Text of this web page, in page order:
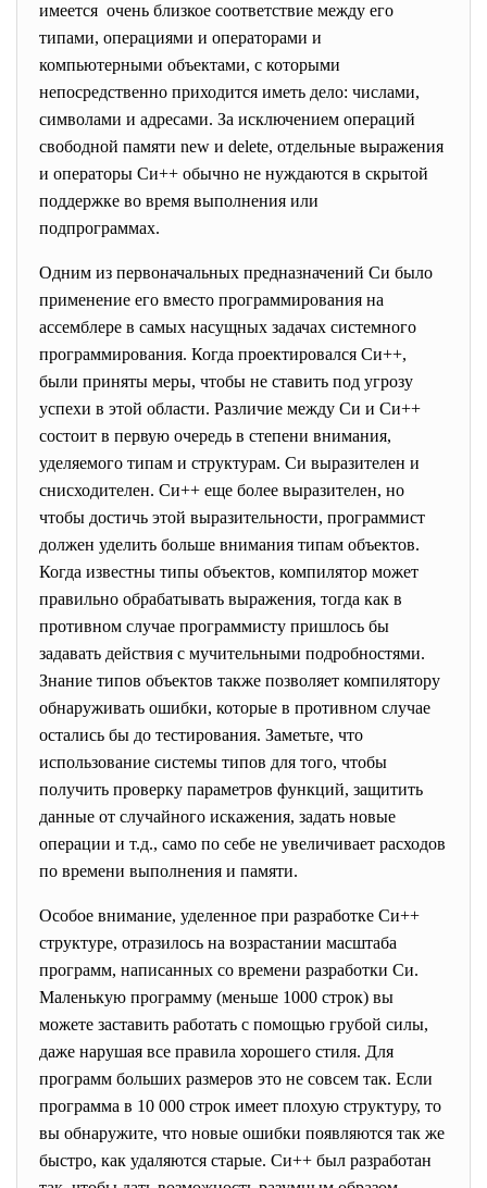
имеется очень близкое соответствие между его
типами, операциями и операторами и
компьютерными объектами, с которыми
непосредственно приходится иметь дело: числами,
символами и адресами. За исключением операций
свободной памяти new и delete, отдельные выражения
и операторы Си++ обычно не нуждаются в скрытой
поддержке во время выполнения или
подпрограммах.
Одним из первоначальных предназначений Cи было
применение его вместо программирования на
ассемблере в самых насущных задачах системного
программирования. Когда проектировался Си++,
были приняты меры, чтобы не ставить под угрозу
успехи в этой области. Различие между Cи и Си++
состоит в первую очередь в степени внимания,
уделяемого типам и структурам. Cи выразителен и
снисходителен. Си++ еще более выразителен, но
чтобы достичь этой выразительности, программист
должен уделить больше внимания типам объектов.
Когда известны типы объектов, компилятор может
правильно обрабатывать выражения, тогда как в
противном случае программисту пришлось бы
задавать действия с мучительными подробностями.
Знание типов объектов также позволяет компилятору
обнаруживать ошибки, которые в противном случае
остались бы до тестирования. Заметьте, что
использование системы типов для того, чтобы
получить проверку параметров функций, защитить
данные от случайного искажения, задать новые
операции и т.д., само по себе не увеличивает расходов
по времени выполнения и памяти.
Особое внимание, уделенное при разработке Си++
структуре, отразилось на возрастании масштаба
программ, написанных со времени разработки Cи.
Маленькую программу (меньше 1000 строк) вы
можете заставить работать с помощью грубой силы,
даже нарушая все правила хорошего стиля. Для
программ больших размеров это не совсем так. Если
программа в 10 000 строк имеет плохую структуру, то
вы обнаружите, что новые ошибки появляются так же
быстро, как удаляются старые. Си++ был разработан